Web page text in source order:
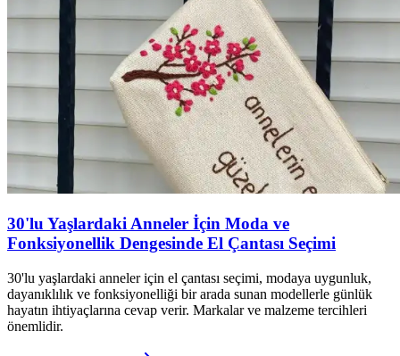
30'lu Yaşlardaki Anneler İçin Moda ve
Fonksiyonellik Dengesinde El Çantası Seçimi
30'lu yaşlardaki anneler için el çantası seçimi, modaya uygunluk,
dayanıklılık ve fonksiyonelliği bir arada sunan modellerle günlük
hayatın ihtiyaçlarına cevap verir. Markalar ve malzeme tercihleri
önemlidir.